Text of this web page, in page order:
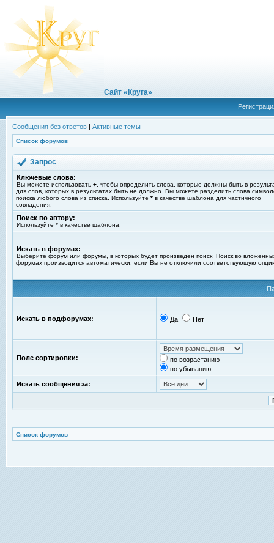
Сайт «Круга»
Сообщения без ответов | Активные темы
Список форумов
Запрос
Ключевые слова:
Вы можете использовать + , чтобы определить слова, которые должны быть в
для слов, которых в результатах быть не должно. Вы можете разделить слова
поиска любого слова из списка. Используйте * в качестве шаблона для частичного
совпадения.
Поиск по автору:
Используйте * в качестве шаблона.
Искать в форумах:
Выберите форум или форумы, в которых будет произведен поиск. Поиск во
форумах производится автоматически, если Вы не отключили соответствующую
Искать в подфорумах: Да Нет
Поле сортировки:
по возрастанию
по убыванию
Искать сообщения за:
Список форумов